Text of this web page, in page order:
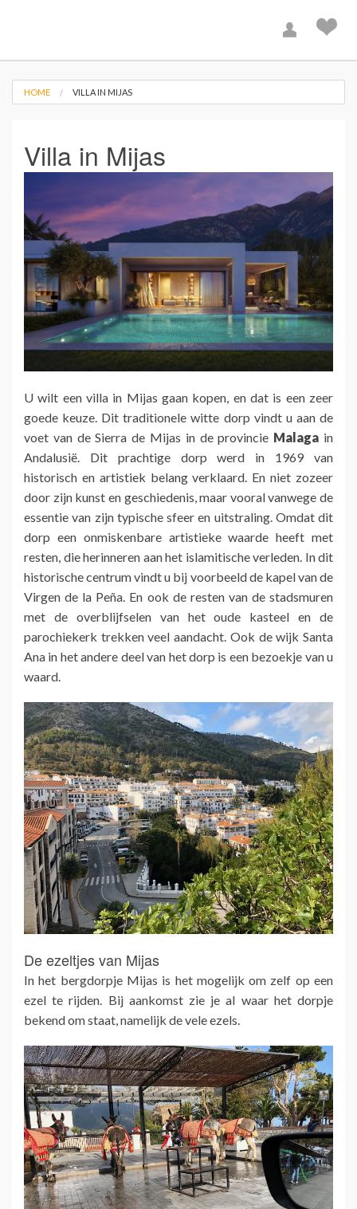
HOME VILLA IN MIJAS
Villa in Mijas
U wilt een villa in Mijas gaan kopen, en dat is een zeer
goede keuze. Dit traditionele witte dorp vindt u aan de
voet van de Sierra de Mijas in de provincie Malaga in
Andalusië. Dit prachtige dorp werd in 1969 van
historisch en artistiek belang verklaard. En niet zozeer
door zijn kunst en geschiedenis, maar vooral vanwege de
essentie van zijn typische sfeer en uitstraling. Omdat dit
dorp een onmiskenbare artistieke waarde heeft met
resten, die herinneren aan het islamitische verleden. In dit
historische centrum vindt u bij voorbeeld de kapel van de
Virgen de la Peña. En ook de resten van de stadsmuren
met de overblijfselen van het oude kasteel en de
parochiekerk trekken veel aandacht. Ook de wijk Santa
Ana in het andere deel van het dorp is een bezoekje van u
waard.
De ezeltjes van Mijas
In het bergdorpje Mijas is het mogelijk om zelf op een
ezel te rijden. Bij aankomst zie je al waar het dorpje
bekend om staat, namelijk de vele ezels.